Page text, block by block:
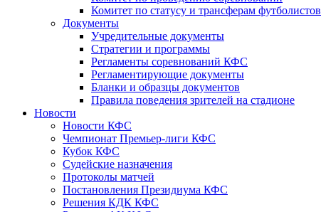
Комитет по статусу и трансферам футболистов
Документы
Учредительные документы
Стратегии и программы
Регламенты соревнований КФС
Регламентирующие документы
Бланки и образцы документов
Правила поведения зрителей на стадионе
Новости
Новости КФС
Чемпионат Премьер-лиги КФС
Кубок КФС
Судейские назначения
Протоколы матчей
Постановления Президиума КФС
Решения КДК КФС